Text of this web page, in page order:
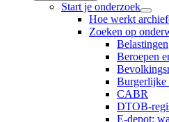
Start je onderzoek
Hoe werkt
Zoeken op
Belastingen
Beroepen
Burgerlijke
CABR
DTOB-
E-depot: